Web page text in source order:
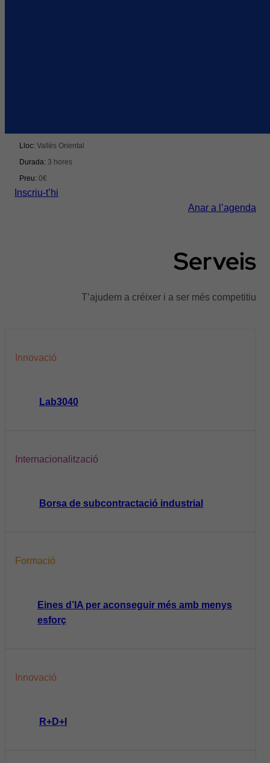
Lloc: Vallès Oriental
Durada: 3 hores
Preu: 0€
Inscriu-t’hi
Anar a l’agenda
Serveis
T’ajudem a créixer i a ser més competitiu
Innovació
Lab3040
Internacionalització
Borsa de subcontractació industrial
Formació
Eines d’IA per aconseguir més amb menys
esforç
Innovació
R+D+I